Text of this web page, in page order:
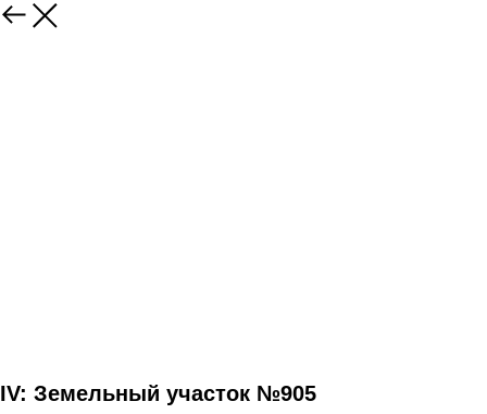
IV: Земельный участок №905